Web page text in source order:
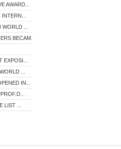
AWARD...
...
BECAM...
EXPOSI...
...
IN...
LIST ...